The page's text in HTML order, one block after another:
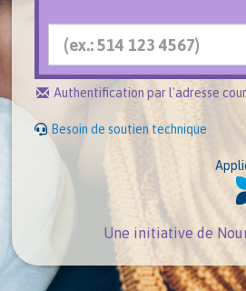
Authentification par l'adresse
Besoin de soutien technique
Une initiative de